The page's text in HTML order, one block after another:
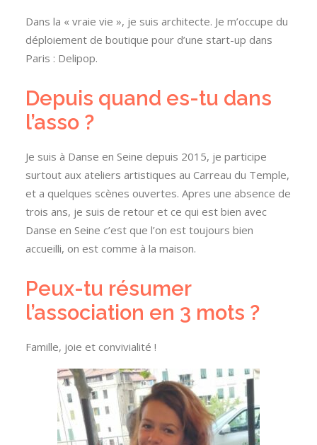
Dans la « vraie vie », je suis architecte. Je m’occupe du
déploiement de boutique pour d’une start-up dans
Paris : Delipop.
Depuis quand es-tu dans
l’asso ?
Je suis à Danse en Seine depuis 2015, je participe
surtout aux ateliers artistiques au Carreau du Temple,
et a quelques scènes ouvertes. Apres une absence de
trois ans, je suis de retour et ce qui est bien avec
Danse en Seine c’est que l’on est toujours bien
accueilli, on est comme à la maison.
Peux-tu résumer
l’association en 3 mots ?
Famille, joie et convivialité !